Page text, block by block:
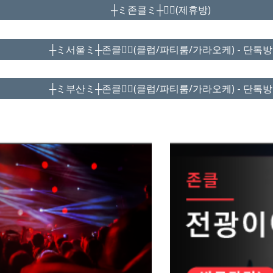
┼ミ존클ミ┼❤️‍🔥(제휴방)
┼ミ서울ミ┼존클❤️‍🔥(클럽/파티룸/가라오케) - 단톡방
┼ミ부산ミ┼존클❤️‍🔥(클럽/파티룸/가라오케) - 단톡방